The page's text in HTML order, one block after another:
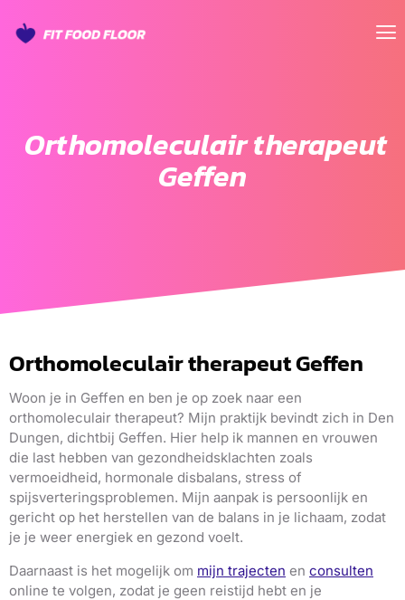
Orthomoleculair therapeut
Geffen
Orthomoleculair therapeut Geffen
Woon je in Geffen en ben je op zoek naar een
orthomoleculair therapeut? Mijn praktijk bevindt zich in Den
Dungen, dichtbij Geffen. Hier help ik mannen en vrouwen
die last hebben van gezondheidsklachten zoals
vermoeidheid, hormonale disbalans, stress of
spijsverteringsproblemen. Mijn aanpak is persoonlijk en
gericht op het herstellen van de balans in je lichaam, zodat
je je weer energiek en gezond voelt.
Daarnaast is het mogelijk om mijn trajecten en consulten
online te volgen, zodat je geen reistijd hebt en je